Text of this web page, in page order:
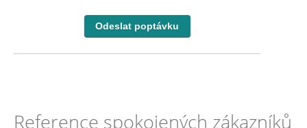
Reference spokojených zákazníků